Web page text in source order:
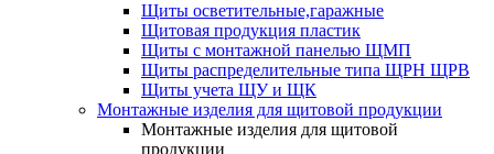
Щиты осветительные,гаражные
Щитовая продукция пластик
Щиты с монтажной панелью ЩМП
Щиты распределительные типа ЩРН ЩРВ
Щиты учета ЩУ и ЩК
Монтажные изделия для щитовой продукции
Монтажные изделия для щитовой
продукции